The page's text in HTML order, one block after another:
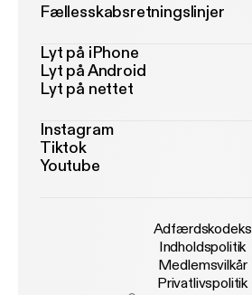
Fællesskabsretningslinjer
Lyt på iPhone
Lyt på Android
Lyt på nettet
Instagram
Tiktok
Youtube
Adfærdskodeks
Indholdspolitik
Medlemsvilkår
Privatlivspolitik